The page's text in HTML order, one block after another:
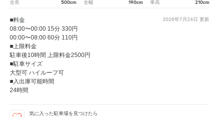
全長 500cm 全幅 190cm 車高 210cm
2026年7月24日 更新
■料金
08:00〜00:00 15分 330円
00:00〜08:00 60分 110円
■上限料金
駐車後10時間 上限料金2500円
■駐車サイズ
大型可 ハイルーフ可
■入出庫可能時間
24時間
気に入った駐車場を見つけたら